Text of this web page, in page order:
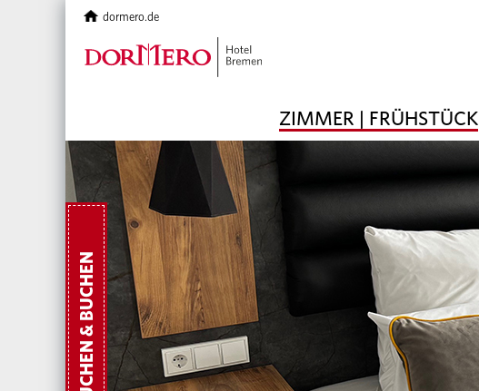
ZIMMER | FRÜHSTÜCK
dormero.de
SUCHEN & BUCHEN